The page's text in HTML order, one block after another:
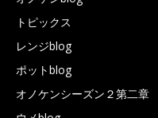
トピックス
レンジblog
ポットblog
オノケンシーズン２第二章